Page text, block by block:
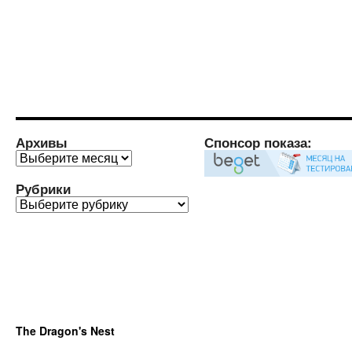
Архивы
Архивы
Рубрики
Рубрики
Спонсор показа:
The Dragon's Nest